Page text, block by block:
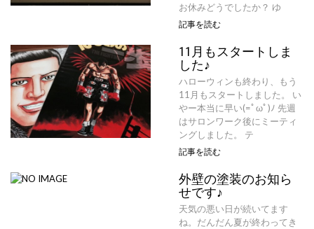
お休みどうでしたか？ ゆ
記事を読む
11月もスタートしま
した♪
ハローウィンも終わり、もう
11月もスタートしました。 い
やー本当に早い(=ﾟωﾟ)ﾉ 先週
はサロンワーク後にミーティ
ングしました。 テ
記事を読む
外壁の塗装のお知ら
せです♪
天気の悪い日が続いてます
ね。だんだん夏が終わってき